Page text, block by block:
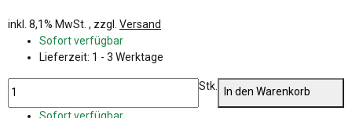
inkl. 8,1% MwSt. , zzgl. Versand
Sofort verfügbar
Lieferzeit: 1 - 3 Werktage
Stk.
In den Warenkorb
Sofort verfügbar